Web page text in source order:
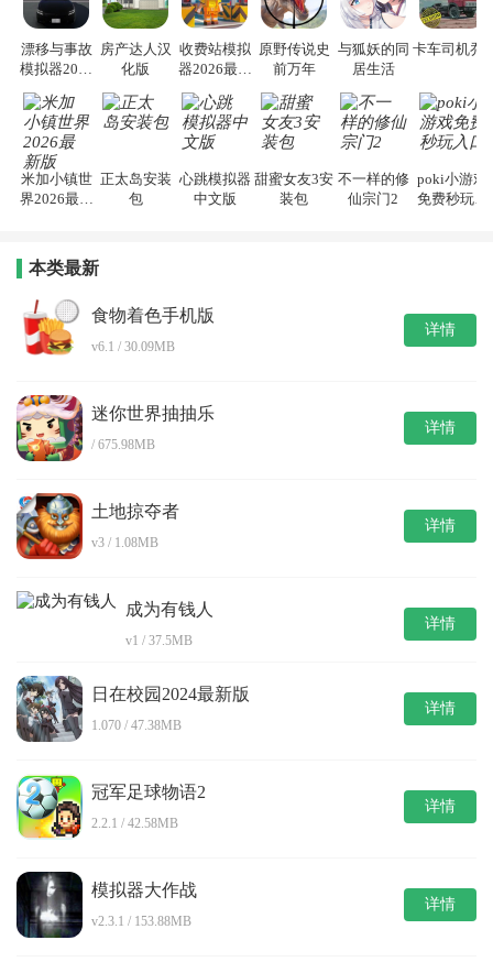
漂移与事故
模拟器2026
房产达人汉
化版
收费站模拟
器2026最新
原野传说史
前万年
与狐妖的同
居生活
卡车司机乔3
米加小镇世
界2026最新
正太岛安装
包
心跳模拟器
中文版
甜蜜女友3安
装包
不一样的修
仙宗门2
poki小游戏
免费秒玩入
本类最新
食物着色手机版
v6.1 / 30.09MB
详情
迷你世界抽抽乐
/ 675.98MB
详情
土地掠夺者
v3 / 1.08MB
详情
成为有钱人
v1 / 37.5MB
详情
日在校园2024最新版
1.070 / 47.38MB
详情
冠军足球物语2
2.2.1 / 42.58MB
详情
模拟器大作战
v2.3.1 / 153.88MB
详情